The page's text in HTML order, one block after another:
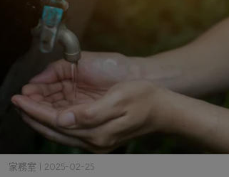
家務室 | 2025-02-25